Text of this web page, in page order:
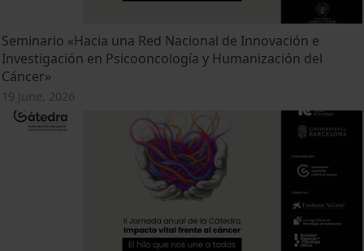
Seminario «Hacia una Red Nacional de Innovación e
Investigación en Psicooncología y Humanización del
Cáncer»
19 June, 2026